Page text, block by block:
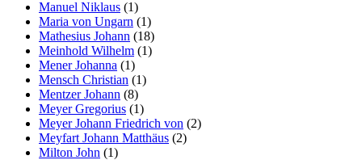
Manuel Niklaus (1)
Maria von Ungarn (1)
Mathesius Johann (18)
Meinhold Wilhelm (1)
Mener Johanna (1)
Mensch Christian (1)
Mentzer Johann (8)
Meyer Gregorius (1)
Meyer Johann Friedrich von (2)
Meyfart Johann Matthäus (2)
Milton John (1)